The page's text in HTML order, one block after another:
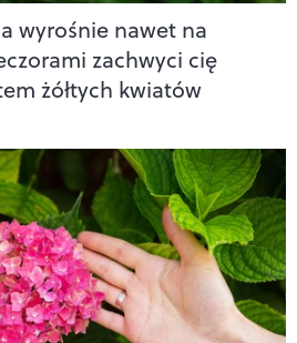
wyrośnie nawet na
zachwyci cię
żółtych kwiatów